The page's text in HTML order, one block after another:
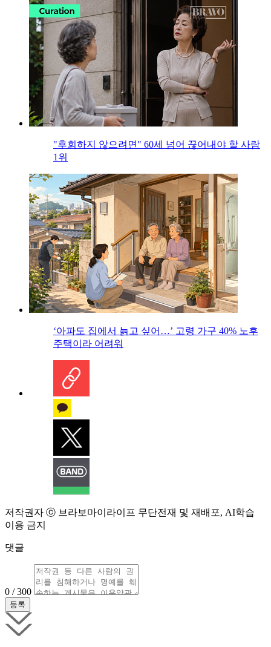
"후회하지 않으려면" 60세 넘어 끊어내야 할 사람
1위
‘아파도 집에서 늙고 싶어…’ 고령 가구 40% 노후
주택이라 어려워
저작권자 ⓒ 브라보마이라이프 무단전재 및 재배포, AI학습
이용 금지
댓글
0 / 300